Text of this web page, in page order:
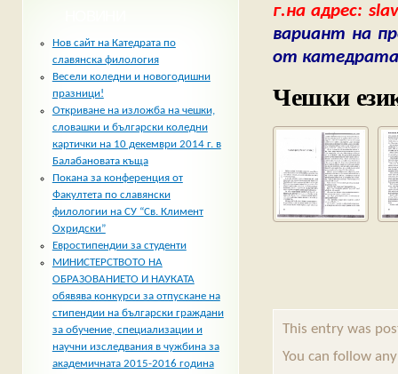
г.на адрес:
вариант на
от
Чешки
This entry was
You can follow
Нов сайт на Катедрата по
славянска филология
Весели коледни и новогодишни
празници!
Откриване на изложба на чешки,
словашки и български коледни
картички на 10 декември 2014 г. в
Балабановата къща
Покана за конференция от
Факултета по славянски
филологии на СУ “Св. Климент
Охридски”
Евростипендии за студенти
МИНИСТЕРСТВОТО НА
ОБРАЗОВАНИЕТО И НАУКАТА
обявява конкурси за отпускане на
стипендии на български граждани
за обучение, специализации и
научни изследвания в чужбина за
академичната 2015-2016 година